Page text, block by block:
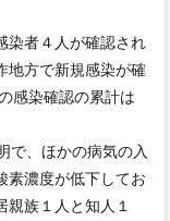
染者４人が確認され
地方で新規感染が確
感染確認の累計は
で、ほかの病気の入
素濃度が低下してお
族１人と知人１